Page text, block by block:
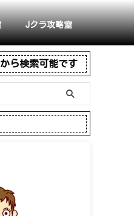
Jクラ攻略室
ら検索可能です